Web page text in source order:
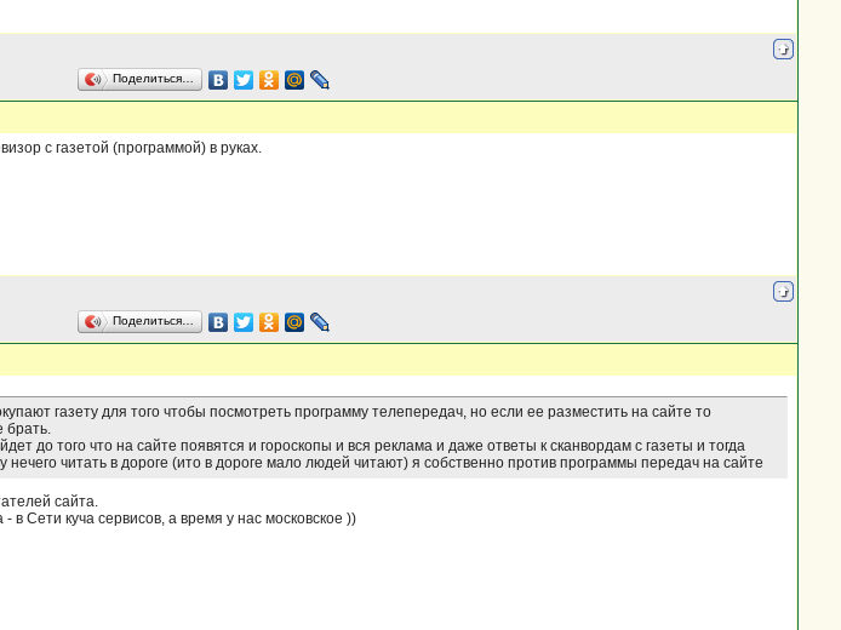
Поделиться…
с газетой (программой) в руках.
Поделиться…
газету для того чтобы посмотреть программу телепередач, но если ее разместить на сайте то
брать.
до того что на сайте появятся и гороскопы и вся реклама и даже ответы к сканвордам с газеты и тогда
читать в дороге (ито в дороге мало людей читают) я собственно против программы передач на сайте
сайта.
Сети куча сервисов, а время у нас московское ))